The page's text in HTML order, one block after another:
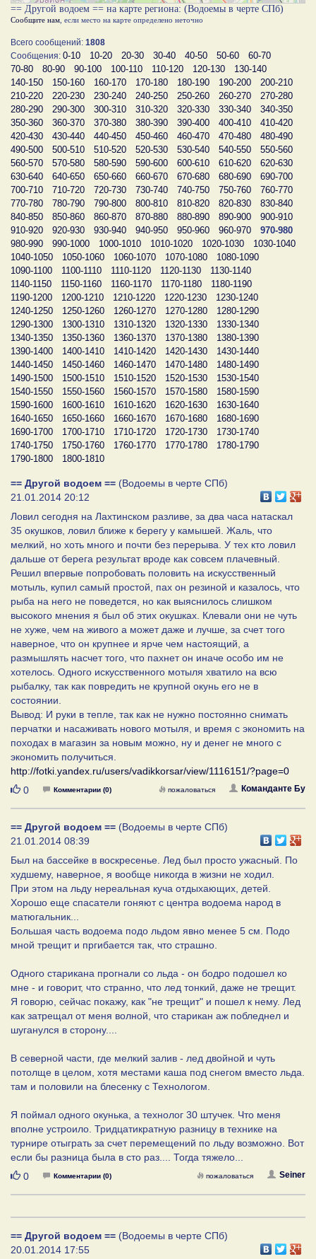
== Другой водоем == на карте региона: (Водоемы в черте СПб)
Сообщите нам , если место на карте определено неточно
Всего сообщений: 1808
Сообщения: 0-10 10-20 20-30 30-40 40-50 50-60
60-70
70-80
80-90 90-100 100-110 110-120 120-130
130-140
140-150
150-160 160-170 170-180 180-190 190-200
200-210
210-220
220-230 230-240 240-250 250-260 260-270
270-280
280-290
290-300 300-310 310-320 320-330 330-340
340-350
350-360
360-370 370-380 380-390 390-400 400-410
410-420
420-430
430-440 440-450 450-460 460-470 470-480
480-490
490-500
500-510 510-520 520-530 530-540 540-550
550-560
560-570
570-580 580-590 590-600 600-610 610-620
620-630
630-640
640-650 650-660 660-670 670-680 680-690
690-700
700-710
710-720 720-730 730-740 740-750 750-760
760-770
770-780
780-790 790-800 800-810 810-820 820-830
830-840
840-850
850-860 860-870 870-880 880-890 890-900
900-910
910-920
920-930 930-940 940-950 950-960 960-970
970-980
980-990
990-1000 1000-1010 1010-1020 1020-1030
1030-1040
1040-1050
1050-1060 1060-1070 1070-1080
1080-1090
1090-1100
1100-1110 1110-1120 1120-1130
1130-1140
1140-1150
1150-1160 1160-1170 1170-1180
1180-1190
1190-1200
1200-1210 1210-1220 1220-1230
1230-1240
1240-1250
1250-1260 1260-1270 1270-1280
1280-1290
1290-1300
1300-1310 1310-1320 1320-1330
1330-1340
1340-1350
1350-1360 1360-1370 1370-1380
1380-1390
1390-1400
1400-1410 1410-1420 1420-1430
1430-1440
1440-1450
1450-1460 1460-1470 1470-1480
1480-1490
1490-1500
1500-1510 1510-1520 1520-1530
1530-1540
1540-1550
1550-1560 1560-1570 1570-1580
1580-1590
1590-1600
1600-1610 1610-1620 1620-1630
1630-1640
1640-1650
1650-1660 1660-1670 1670-1680
1680-1690
1690-1700
1700-1710 1710-1720 1720-1730
1730-1740
1740-1750
1750-1760 1760-1770 1770-1780
1780-1790
1790-1800
1800-1810
== Другой водоем == (Водоемы в черте СПб)
21.01.2014 20:12
Ловил сегодня на Лахтинском разливе, за два часа натаскал
35 окушков, ловил ближе к берегу у камышей. Жаль, что
мелкий, но хоть много и почти без перерыва. У тех кто ловил
дальше от берега результат вроде как совсем плачевный.
Решил впервые попробовать половить на искусственный
мотыль, купил самый простой, пах он резиной и казалось, что
рыба на него не поведется, но как выяснилось слишком
высокого мнения я был об этих окушках. Клевали они не чуть
не хуже, чем на живого а может даже и лучше, за счет того
наверное, что он крупнее и ярче чем настоящий, а
размышлять насчет того, что пахнет он иначе особо им не
хотелось. Одного искусственного мотыля хватило на всю
рыбалку, так как повредить не крупной окунь его не в
состоянии.
Вывод: И руки в тепле, так как не нужно постоянно снимать
перчатки и насаживать нового мотыля, и время с экономить на
походах в магазин за новым можно, ну и денег не много с
экономить получиться.
http://fotki.yandex.ru/users/vadikkorsar/view/1116151/?page=0
Нравится
0 Комментарии (0) Команданте Бу
пожаловаться
== Другой водоем == (Водоемы в черте СПб)
21.01.2014 08:39
Был на бассейке в воскресенье. Лед был просто ужасный. По
худшему, наверное, я вообще никогда в жизни не ходил.
При этом на льду нереальная куча отдыхающих, детей.
Хорошо еще спасатели гоняют с центра водоема народ в
матюгальник...
Большая часть водоема подо льдом явно менее 5 см. Подо
мной трещит и пргибается так, что страшно.
Одного старикана прогнали со льда - он бодро подошел ко
мне - и говорит, что странно, что лед тонкий, даже не трещит.
Я говорю, сейчас покажу, как "не трещит" и пошел к нему. Лед
как затрещал от меня волной, что старикан аж побледнел и
шуганулся в сторону....
В северной части, где мелкий залив - лед двойной и чуть
потолще в целом, хотя местами каша под снегом вместо льда.
там и половили на блесенку с Технологом.
Я поймал одного окунька, а технолог 30 штучек. Что меня
вполне устроило. Тридцатикратную разницу в технике на
турнире отыграть за счет перемещений по льду возможно. Вот
если бы разница была в сто раз.... Тогда тяжело...
Нравится
0 Комментарии (0) Seiner
пожаловаться
== Другой водоем == (Водоемы в черте СПб)
20.01.2014 17:55